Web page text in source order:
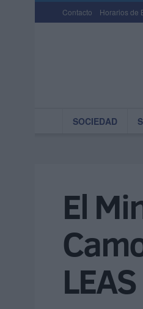
Contacto Horarios de
SOCIEDAD
El
LEAS